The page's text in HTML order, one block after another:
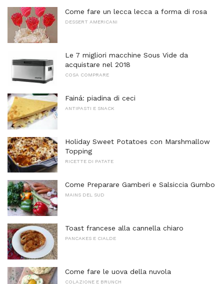
Come fare un lecca lecca a forma di rosa
DESSERT AMERICANI
Le 7 migliori macchine Sous Vide da
acquistare nel 2018
COSA COMPRARE
Fainá: piadina di ceci
ANTIPASTI E SNACK
Holiday Sweet Potatoes con Marshmallow
Topping
RICETTE DI PATATE
Come Preparare Gamberi e Salsiccia Gumbo
MAINS DEL SUD
Toast francese alla cannella chiaro
PANCAKES E CIALDE
Come fare le uova della nuvola
COLAZIONE E BRUNCH